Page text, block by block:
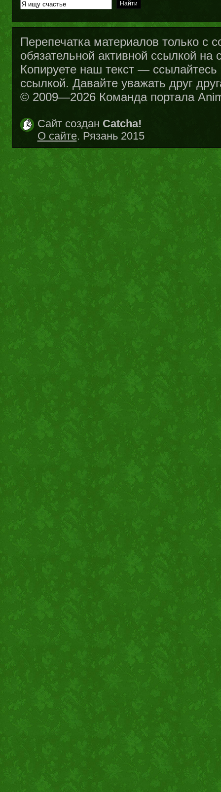
Перепечатка материалов только с
обязательной активной ссылкой на
Копируете наш текст —
ссылкой. Давайте уважать друг
© 2009—2026 Команда портала
Сайт создан Catcha!
О сайте. Рязань 2015